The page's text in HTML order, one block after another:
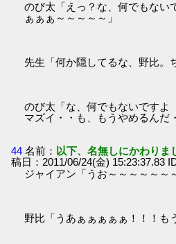
のび太「えっ？な、何でもない
ぁぁぁ～～～～～」
先生「何か隠してるな、野比。
のび太「な、何でもないですよ
マズイ・・も、もうやめるんだ
44 名前： 以下、名無しにかわりま
稿日：2011/06/24(金) 15:23:37.83
ジャイアン「うお～～～～～～
野比「うあぁぁぁぁぁ！！！も